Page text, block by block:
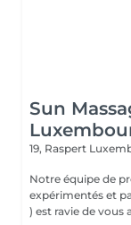
Sun
19, Raspert
Notre équipe de
expérimentés et
) est ravie de vous